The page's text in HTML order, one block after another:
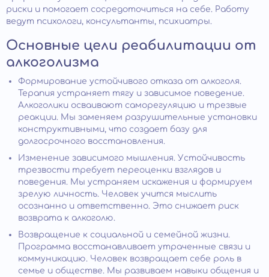
риски и помогает сосредоточиться на себе. Работу
ведут психологи, консультанты, психиатры.
Основные цели реабилитации от
алкоголизма
Формирование устойчивого отказа от алкоголя.
Терапия устраняет тягу и зависимое поведение.
Алкоголики осваивают саморегуляцию и трезвые
реакции. Мы заменяем разрушительные установки
конструктивными, что создает базу для
долгосрочного восстановления.
Изменение зависимого мышления. Устойчивость
трезвости требует переоценки взглядов и
поведения. Мы устраняем искажения и формируем
зрелую личность. Человек учится мыслить
осознанно и ответственно. Это снижает риск
возврата к алкоголю.
Возвращение к социальной и семейной жизни.
Программа восстанавливает утраченные связи и
коммуникацию. Человек возвращает себе роль в
семье и обществе. Мы развиваем навыки общения и